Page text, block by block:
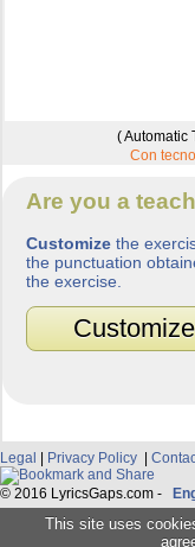
( Automatic
Con
Are you a
Customize the
the punctuation
the exercise.
Customize
Legal | Privacy Policy |
© 2016 LyricsGaps.com -
This site uses